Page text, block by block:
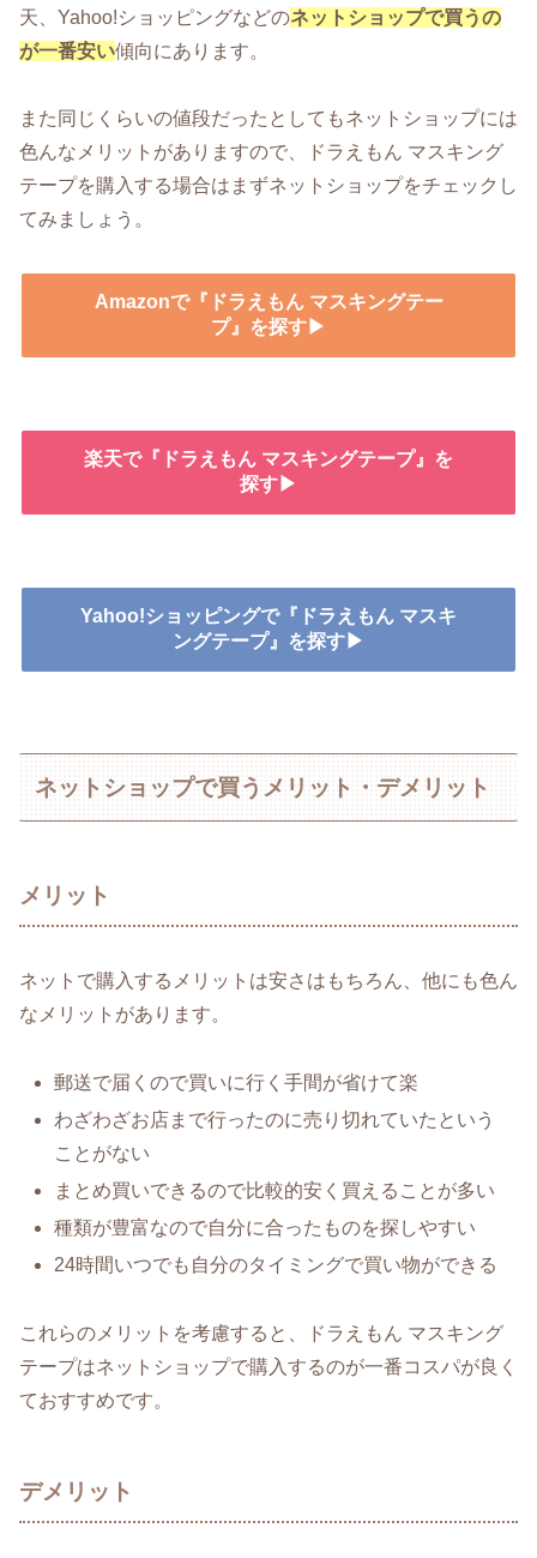
天、Yahoo!ショッピングなどのネットショップで買うの
が一番安い傾向にあります。
また同じくらいの値段だったとしてもネットショップには
色んなメリットがありますので、ドラえもん マスキング
テープを購入する場合はまずネットショップをチェックし
てみましょう。
Amazonで『ドラえもん マスキングテー
プ』を探す▶
楽天で『ドラえもん マスキングテープ』を
探す▶
Yahoo!ショッピングで『ドラえもん マスキ
ングテープ』を探す▶
ネットショップで買うメリット・デメリット
メリット
ネットで購入するメリットは安さはもちろん、他にも色ん
なメリットがあります。
郵送で届くので買いに行く手間が省けて楽
わざわざお店まで行ったのに売り切れていたという
ことがない
まとめ買いできるので比較的安く買えることが多い
種類が豊富なので自分に合ったものを探しやすい
24時間いつでも自分のタイミングで買い物ができる
これらのメリットを考慮すると、ドラえもん マスキング
テープはネットショップで購入するのが一番コスパが良く
ておすすめです。
デメリット